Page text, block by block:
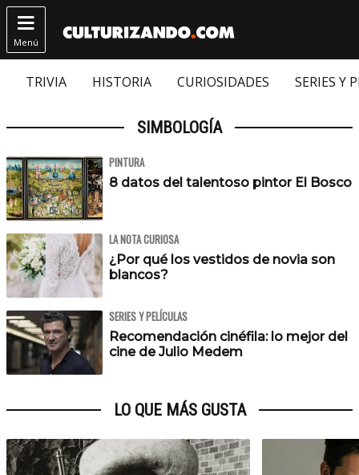

Menú
TRIVIA HISTORIA CURIOSIDADES SERIES Y
SIMBOLOGÍA
PINTURA
8 datos del talentoso pintor El Bosco
LA NOTA CURIOSA
¿Por qué los vestidos de novia son
blancos?
SERIES Y PELÍCULAS
Recomendación cinéfila: lo mejor del
cine de Julio Medem
LO QUE MÁS GUSTA